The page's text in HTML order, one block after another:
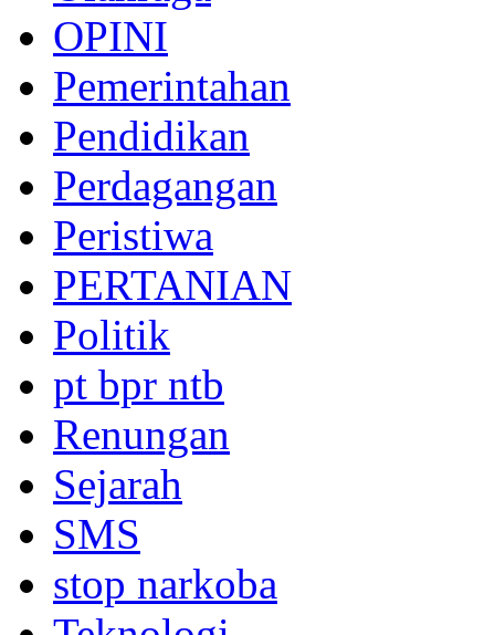
OPINI
Pemerintahan
Pendidikan
Perdagangan
Peristiwa
PERTANIAN
Politik
pt bpr ntb
Renungan
Sejarah
SMS
stop narkoba